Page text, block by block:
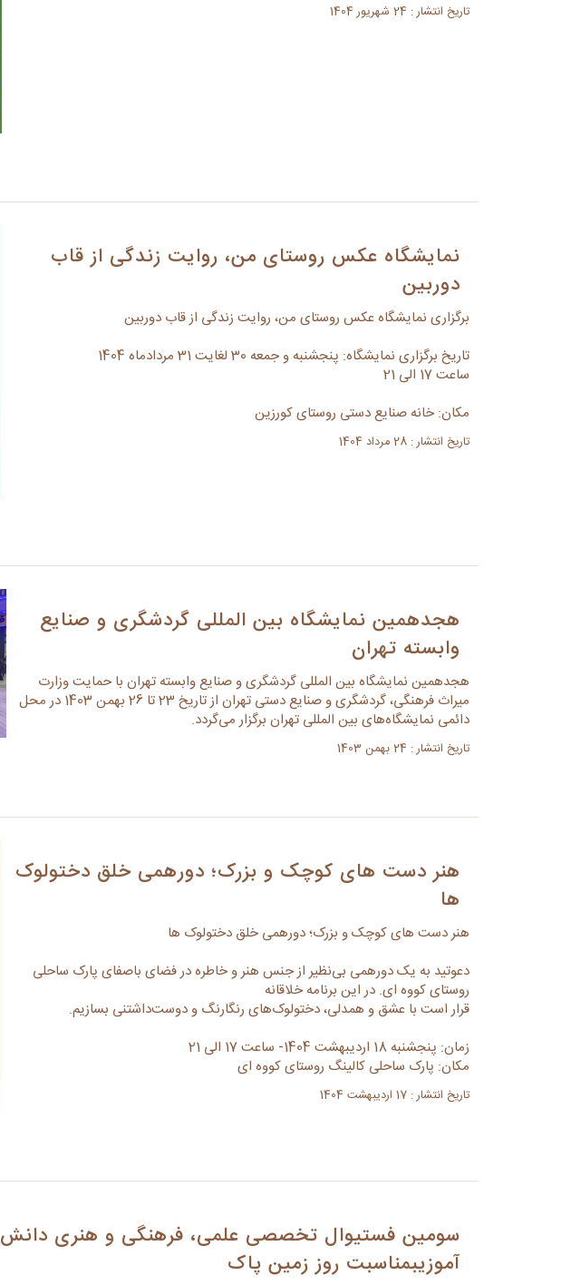
تاریخ انتشار : 24 شهریور 1404
نمایشگاه عکس روستای من، روایت زندگی از قاب
دوربین
برگزاری نمایشگاه عکس روستای من، روایت زندگی از قاب دوربین
تاریخ برگزاری نمایشگاه: پنجشنبه و جمعه 30 لغایت 31 مردادماه 1404
ساعت 17 الی 21
مکان: خانه صنایع دستی روستای کورزین
تاریخ انتشار : 28 مرداد 1404
هجدهمین نمایشگاه بین المللی گردشگری و صنایع
وابسته تهران
هجدهمین نمایشگاه بین المللی گردشگری و صنایع وابسته تهران با حمایت وزارت
میراث فرهنگی، گردشگری و صنایع دستی تهران از تاریخ 23 تا 26 بهمن 1403 در محل
دائمی نمایشگاه‌های بین المللی تهران برگزار می‌گردد.
تاریخ انتشار : 24 بهمن 1403
هنر دست های کوچک و بزرک؛ دورهمی خلق دختولوک
ها
هنر دست های کوچک و بزرک؛ دورهمی خلق دختولوک ها
دعوتید به یک دورهمی بی‌نظیر از جنس هنر و خاطره در فضای باصفای پارک ساحلی
روستای کووه ای. در این برنامه خلاقانه
قرار است با عشق و همدلی، دختولوک‌های رنگارنگ و دوست‌داشتنی بسازیم.
زمان: پنجشنبه 18 اردیبهشت 1404- ساعت 17 الی 21
مکان: پارک ساحلی کالینگ روستای کووه ای
تاریخ انتشار : 17 اردیبهشت 1404
سومین فستیوال تخصصی علمی، فرهنگی و هنری دانش
آموزیبمناسبت روز زمین پاک